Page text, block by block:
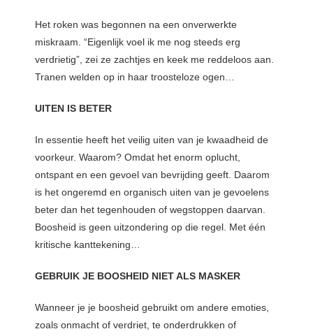
Het roken was begonnen na een onverwerkte
miskraam. “Eigenlijk voel ik me nog steeds erg
verdrietig”, zei ze zachtjes en keek me reddeloos aan.
Tranen welden op in haar troosteloze ogen…
UITEN IS BETER
In essentie heeft het veilig uiten van je kwaadheid de
voorkeur. Waarom? Omdat het enorm oplucht,
ontspant en een gevoel van bevrijding geeft. Daarom
is het ongeremd en organisch uiten van je gevoelens
beter dan het tegenhouden of wegstoppen daarvan.
Boosheid is geen uitzondering op die regel. Met één
kritische kanttekening…
GEBRUIK JE BOOSHEID NIET ALS MASKER
Wanneer je je boosheid gebruikt om andere emoties,
zoals onmacht of verdriet, te onderdrukken of